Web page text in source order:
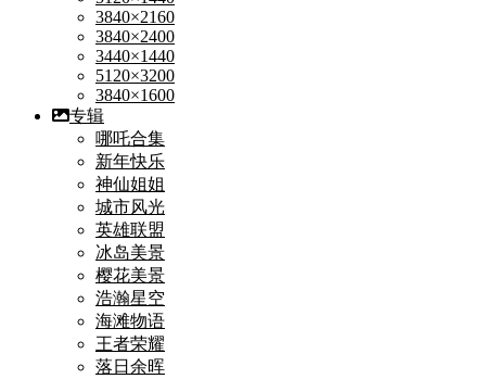
3840×2160
3840×2400
3440×1440
5120×3200
3840×1600
专辑
哪吒合集
新年快乐
神仙姐姐
城市风光
英雄联盟
冰岛美景
樱花美景
浩瀚星空
海滩物语
王者荣耀
落日余晖